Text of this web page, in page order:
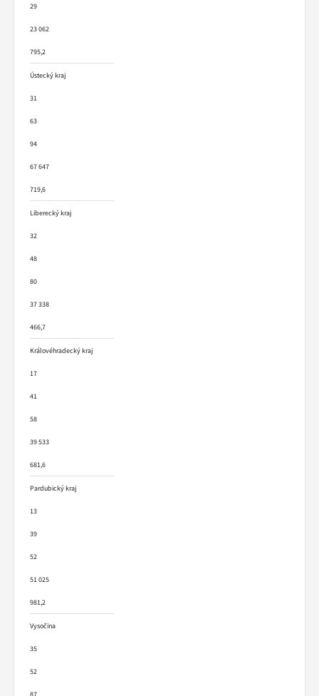
29
23 062
795,2
Ústecký kraj
31
63
94
67 647
719,6
Liberecký kraj
32
48
80
37 338
466,7
Královéhradecký kraj
17
41
58
39 533
681,6
Pardubický kraj
13
39
52
51 025
981,2
Vysočina
35
52